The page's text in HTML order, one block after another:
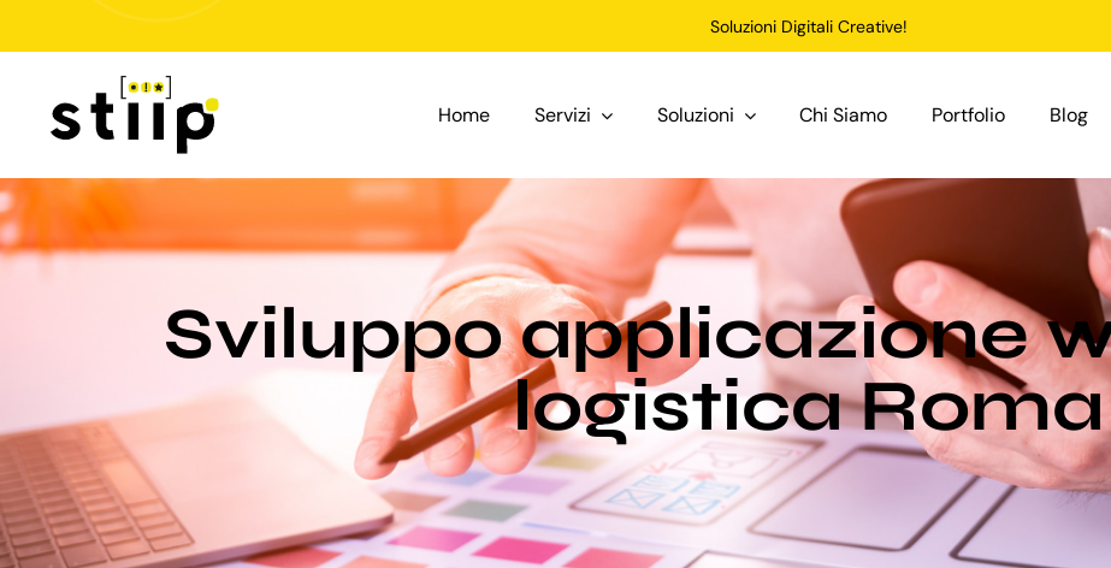
al
Soluzioni Digitali Creative!
Home Servizi Soluzioni Chi Siamo Portfolio Blog
Sviluppo applicazione
logistica Roma